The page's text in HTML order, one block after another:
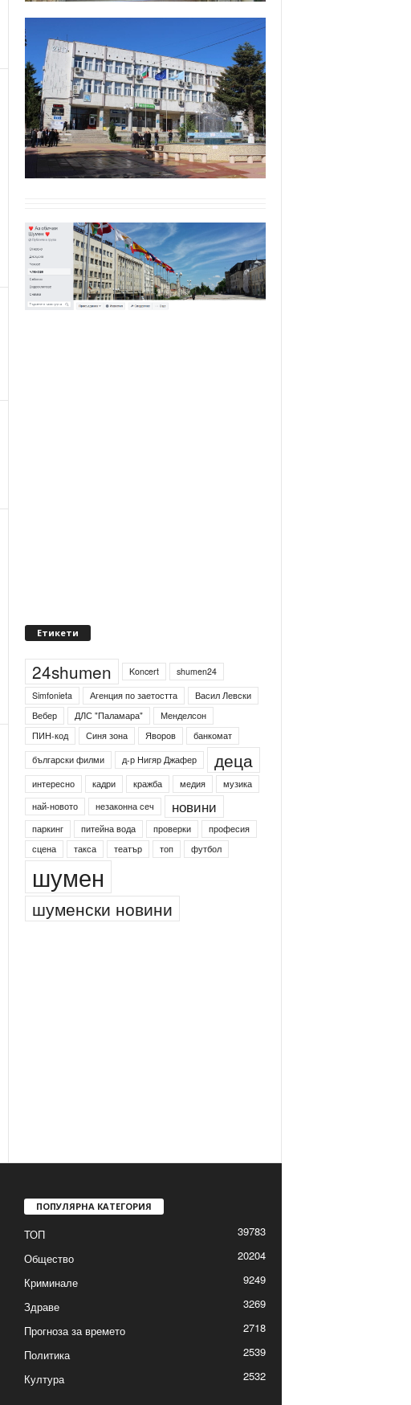
Етикети
24shumen Koncert
shumen24
Simfonieta
Агенция по заетостта
Васил Левски
Вебер
ДЛС "Паламара"
Менделсон
ПИН-код
Синя зона Яворов
банкомат
български филми
д-р Нигяр Джафер деца
интересно кадри кражба медия
музика
най-новото
незаконна сеч новини
паркинг питейна вода проверки
професия
сцена
такса театър топ футбол
шумен
шуменски новини
ПОПУЛЯРНА КАТЕГОРИЯ
ТОП
39783
Общество
20204
Криминале
9249
Здраве
3269
Прогноза за времето
2718
Политика
2539
Култура
2532